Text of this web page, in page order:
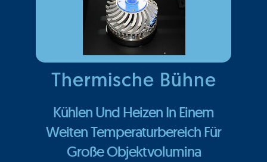
Thermische Bühne
Kühlen Und Heizen In Einem
Weiten Temperaturbereich Für
Große Objektvolumina